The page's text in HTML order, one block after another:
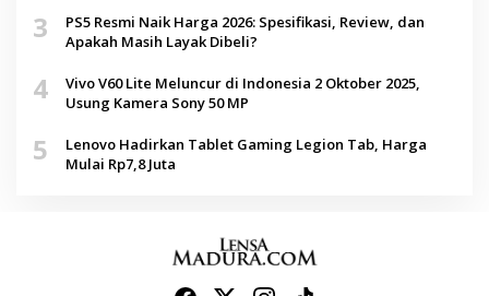
3
PS5 Resmi Naik Harga 2026: Spesifikasi, Review, dan
Apakah Masih Layak Dibeli?
4
Vivo V60 Lite Meluncur di Indonesia 2 Oktober 2025,
Usung Kamera Sony 50 MP
5
Lenovo Hadirkan Tablet Gaming Legion Tab, Harga
Mulai Rp7,8 Juta